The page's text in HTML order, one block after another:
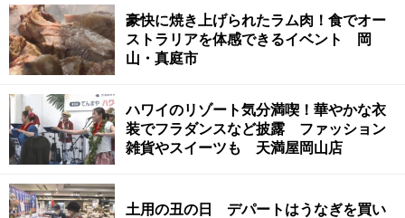
豪快に焼き上げられたラム肉！食でオー
ストラリアを体感できるイベント 岡
山・真庭市
ハワイのリゾート気分満喫！華やかな衣
装でフラダンスなど披露 ファッション
雑貨やスイーツも 天満屋岡山店
土用の丑の日 デパートはうなぎを買い